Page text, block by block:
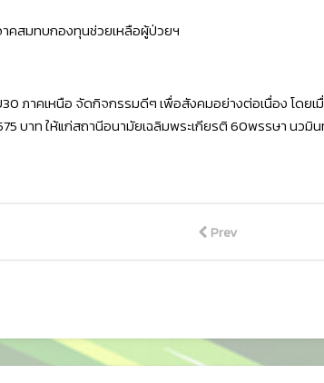
คสมทบกองทุนช่วยเหลือผู้ป่วยฯ
ภาคเหนือ จัดกิจกรรมดีๆ เพื่อสังคมอย่างต่อเนื่อง โดย
บาท ให้แก่สถานีอนามัยเฉลิมพระเกียรติ 60พรรษา นว
Prev